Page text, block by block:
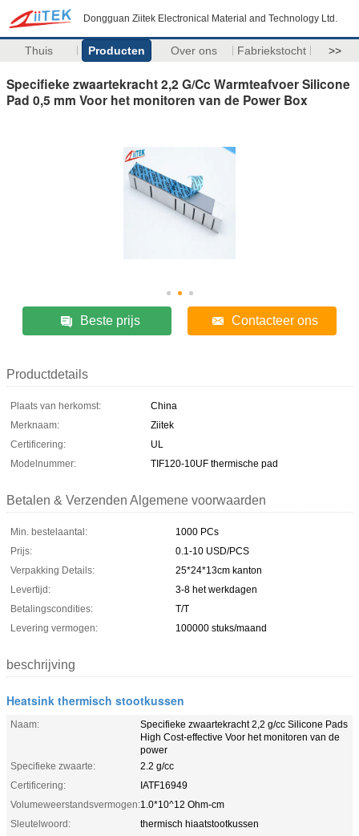
Dongguan Ziitek Electronical Material and Technology Ltd.
Thuis Producten Over ons Fabriekstocht >>
Specifieke zwaartekracht 2,2 G/Cc Warmteafvoer Silicone
Pad 0,5 mm Voor het monitoren van de Power Box
Beste prijs Contacteer ons
Productdetails
Plaats van herkomst:
China
Merknaam:
Ziitek
Certificering:
UL
Modelnummer:
TIF120-10UF thermische pad
Betalen & Verzenden Algemene voorwaarden
Min. bestelaantal:
1000 PCs
Prijs:
0.1-10 USD/PCS
Verpakking Details:
25*24*13cm kanton
Levertijd:
3-8 het werkdagen
Betalingscondities:
T/T
Levering vermogen:
100000 stuks/maand
beschrijving
Heatsink thermisch stootkussen
Naam:
Specifieke zwaartekracht 2,2 g/cc Silicone Pads
High Cost-effective Voor het monitoren van de
power
Specifieke zwaarte:
2.2 g/cc
Certificering:
IATF16949
Volumeweerstandsvermogen:1.0*10^12 Ohm-cm
Sleutelwoord:
thermisch hiaatstootkussen